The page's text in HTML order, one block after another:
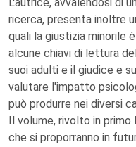
ricerca, presenta inoltre
quali la giustizia minorile
alcune chiavi di lettura
suoi adulti e il giudice e
valutare l'impatto
può produrre nei diversi
Il volume, rivolto in primo
che si proporranno in